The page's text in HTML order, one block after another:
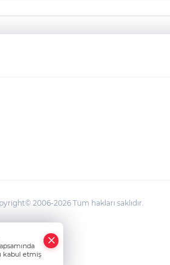
2006-2026 Tüm hakları saklıdır.
kabul etmiş